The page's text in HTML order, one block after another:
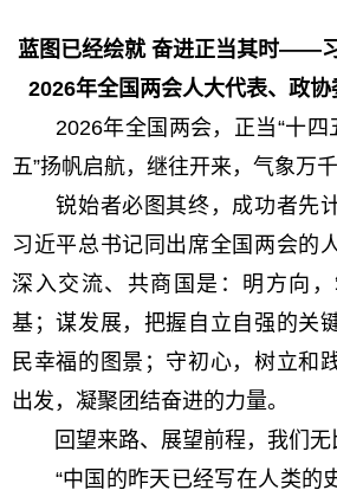
蓝图已经绘就 奋进正当其时——
2026年全国两会人大代表、政
2026年全国两会，正当“十四
五”扬帆启航，继往开来，气象万千
锐始者必图其终，成功者先计
习近平总书记同出席全国两会的
深入交流、共商国是：明方向
基；谋发展，把握自立自强的关
民幸福的图景；守初心，树立和
出发，凝聚团结奋进的力量。
回望来路、展望前程，我们
“中国的昨天已经写在人类的